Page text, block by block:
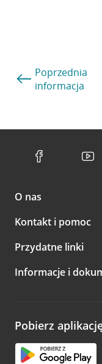
Poprzednia
informacja
O nas
Kontakt i pomoc
Przydatne linki
Informacje i
Pobierz